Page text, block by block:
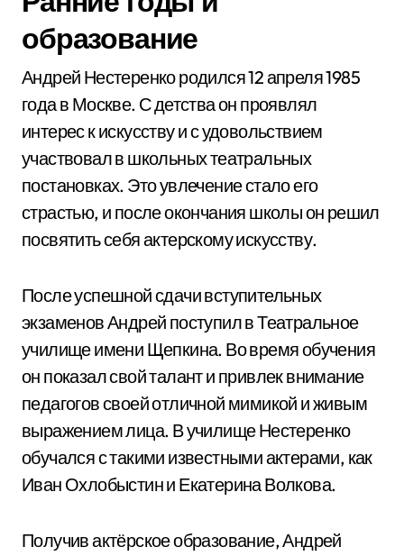
образование
Андрей Нестеренко родился 12 апреля 1985
года в Москве. С детства он проявлял
интерес к искусству и с удовольствием
участвовал в школьных театральных
постановках. Это увлечение стало его
страстью, и после окончания школы он решил
посвятить себя актерскому искусству.
После успешной сдачи вступительных
экзаменов Андрей поступил в Театральное
училище имени Щепкина. Во время обучения
он показал свой талант и привлек внимание
педагогов своей отличной мимикой и живым
выражением лица. В училище Нестеренко
обучался с такими известными актерами, как
Иван Охлобыстин и Екатерина Волкова.
Получив актёрское образование, Андрей